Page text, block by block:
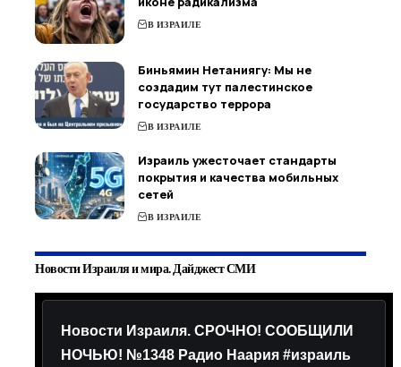
В ИЗРАИЛЕ
Биньямин Нетаниягу: Мы не
создадим тут палестинское
государство террора
В ИЗРАИЛЕ
Израиль ужесточает стандарты
покрытия и качества мобильных
сетей
В ИЗРАИЛЕ
Новости Израиля и мира. Дайджест СМИ